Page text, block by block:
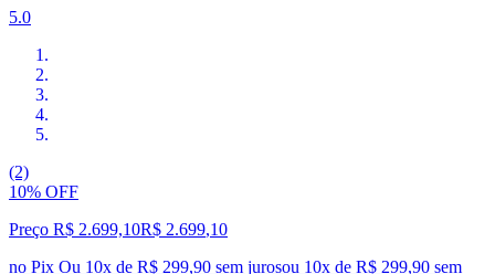
5.0
(2)
10% OFF
Preço R$ 2.699,10R$ 2.699,10
no Pix Ou 10x de R$ 299,90 sem jurosou 10x de R$ 299,90 sem